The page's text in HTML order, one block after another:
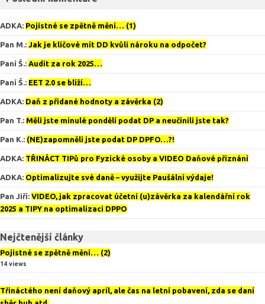
ADKA: Pojistné se zpětně mění… (1)
Pan M.: Jak je klíčové mít DD kvůli nároku na odpočet?
Paní Š.: Audit za rok 2025…
Paní Š.: EET 2.0 se blíží…
ADKA: Daň z přidané hodnoty a závěrka (2)
Pan T.: Měli jste minulé pondělí podat DP a neučinili jste tak?
Pan K.: (NE)zapomněli jste podat DP DPFO…?!
ADKA: TŘINÁCT TIPů pro Fyzické osoby a VIDEO Daňové přiznání
ADKA: Optimalizujte své daně – využijte Paušální výdaje!
Pan Jiří: VIDEO, jak zpracovat účetní (u)závěrka za kalendářní rok
2025 a TIPY na optimalizaci DPPO
Nejčtenější články
Pojistné se zpětně mění… (2)
14 views
Třináctého není daňový apríl, ale čas na letní pobavení, zda se daní